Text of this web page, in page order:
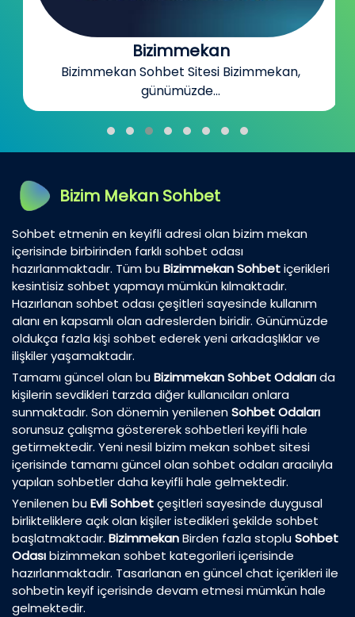
Bizimmekan
Bizimmekan Sohbet Sitesi Bizimmekan,
günümüzde...
Bizim Mekan Sohbet
Sohbet etmenin en keyifli adresi olan bizim mekan
içerisinde birbirinden farklı sohbet odası
hazırlanmaktadır. Tüm buBizimmekan Sohbetiçerikleri
kesintisiz sohbet yapmayı mümkün kılmaktadır.
Hazırlanan sohbet odası çeşitleri sayesinde kullanım
alanı en kapsamlı olan adreslerden biridir. Günümüzde
oldukça fazla kişi sohbet ederek yeni arkadaşlıklar ve
ilişkiler yaşamaktadır.
Tamamı güncel olan buBizimmekan Sohbet Odalarıda
kişilerin sevdikleri tarzda diğer kullanıcıları onlara
sunmaktadır. Son dönemin yenilenenSohbet Odaları
sorunsuz çalışma göstererek sohbetleri keyifli hale
getirmektedir. Yeni nesil bizim mekan sohbet sitesi
içerisinde tamamı güncel olan sohbet odaları aracılıyla
yapılan sohbetler daha keyifli hale gelmektedir.
Yenilenen buEvli Sohbetçeşitleri sayesinde duygusal
birlikteliklere açık olan kişiler istedikleri şekilde sohbet
başlatmaktadır. BizimmekanBirden fazla stopluSohbet
Odasıbizimmekan sohbet kategorileri içerisinde
hazırlanmaktadır. Tasarlanan en güncel chat içerikleri ile
sohbetin keyif içerisinde devam etmesi mümkün hale
gelmektedir.